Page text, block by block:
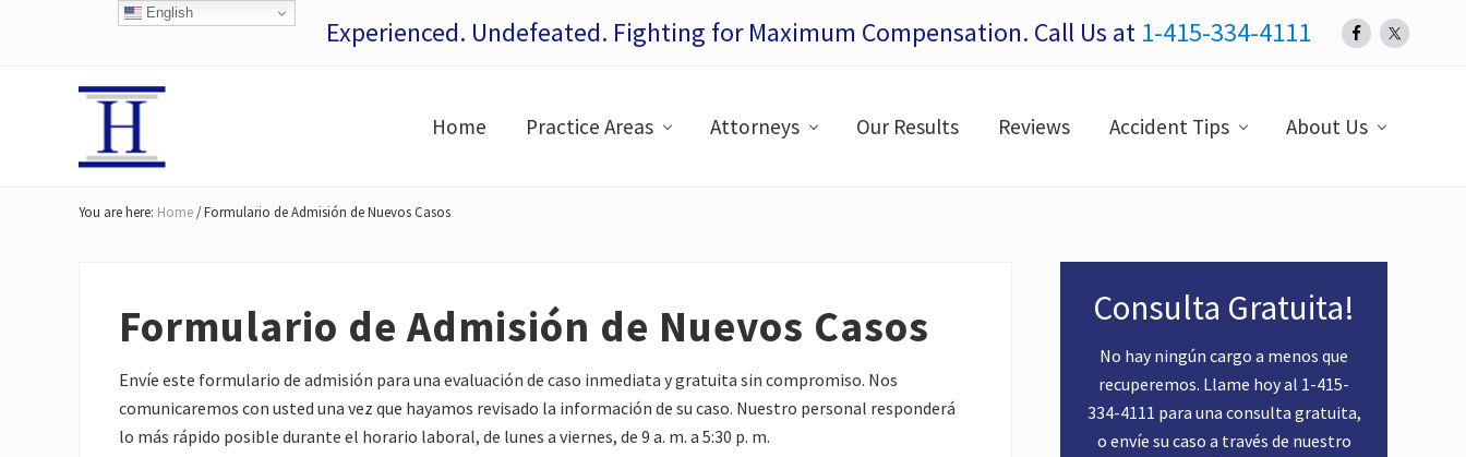
navigation
Experienced. Undefeated. Fighting for Maximum Compensation. Call Us at 1-415-334-4111
Francisco
Home Practice Areas Attorneys Our Results Reviews Accident Tips About Us
You are here: Home /Formulario de Admisión de Nuevos Casos
Formulario de Admisión de Nuevos Casos
Envíe este formulario de admisión para una evaluación de caso inmediata y gratuita sin compromiso. Nos
comunicaremos con usted una vez que hayamos revisado la información de su caso. Nuestro personal responderá
lo más rápido posible durante el horario laboral, de lunes a viernes, de 9 a. m. a 5:30 p. m.
Sidebar
Consulta Gratuita!
No hay ningún cargo a menos que
recuperemos. Llame hoy al 1-415-
334-4111 para una consulta gratuita,
o envíe su caso a través de nuestro
English